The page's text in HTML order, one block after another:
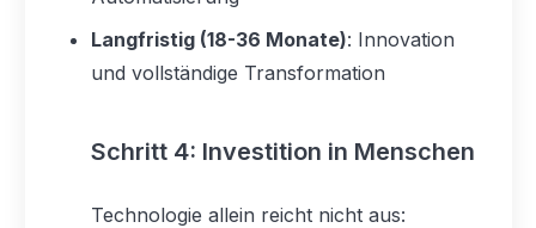
Langfristig (18-36 Monate): Innovation
und vollständige Transformation
Schritt 4: Investition in Menschen
Technologie allein reicht nicht aus: